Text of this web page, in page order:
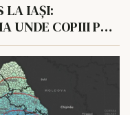
LA IAȘI:
UNDE COPIII POT